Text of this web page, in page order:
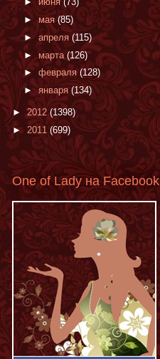
►мая(85)
► апреля (115)
► марта (126)
► февраля (128)
► января(134)
►2012(1398)
► 2011 (699)
One of Lady на Facebook